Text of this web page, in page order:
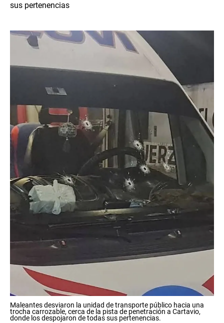
sus pertenencias
Maleantes desviaron la unidad de transporte público hacia una
trocha carrozable, cerca de la pista de penetración a Cartavio,
donde los despojaron de todas sus pertenencias.